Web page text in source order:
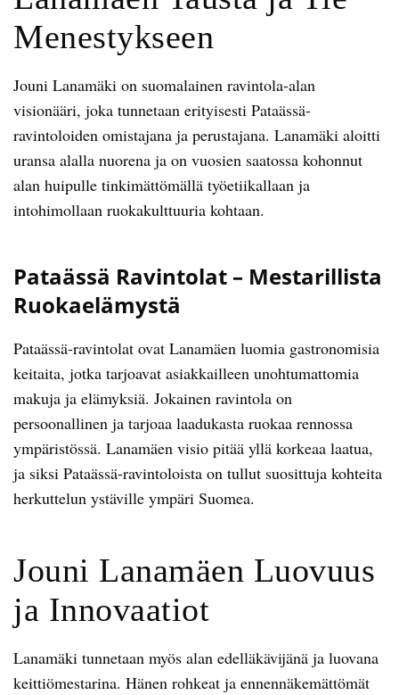
Menestykseen
Jouni Lanamäki on suomalainen ravintola-alan
visionääri, joka tunnetaan erityisesti Pataässä-
ravintoloiden omistajana ja perustajana. Lanamäki aloitti
uransa alalla nuorena ja on vuosien saatossa kohonnut
alan huipulle tinkimättömällä työetiikallaan ja
intohimollaan ruokakulttuuria kohtaan.
Pataässä Ravintolat – Mestarillista
Ruokaelämystä
Pataässä-ravintolat ovat Lanamäen luomia gastronomisia
keitaita, jotka tarjoavat asiakkailleen unohtumattomia
makuja ja elämyksiä. Jokainen ravintola on
persoonallinen ja tarjoaa laadukasta ruokaa rennossa
ympäristössä. Lanamäen visio pitää yllä korkeaa laatua,
ja siksi Pataässä-ravintoloista on tullut suosittuja kohteita
herkuttelun ystäville ympäri Suomea.
Jouni Lanamäen Luovuus
ja Innovaatiot
Lanamäki tunnetaan myös alan edelläkävijänä ja luovana
keittiömestarina. Hänen rohkeat ja ennennäkemättömät